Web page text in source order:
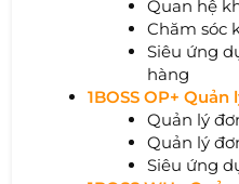
Quan hệ
Chăm sóc
Siêu ứng
hàng
1BOSS OP+
Quản lý
Quản lý
Siêu ứng